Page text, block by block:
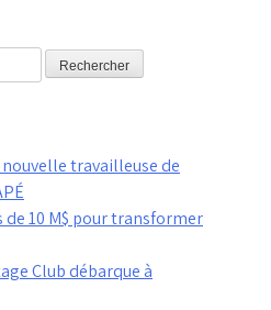
travailleuse de
de 10 M$ pour transformer
Club débarque à